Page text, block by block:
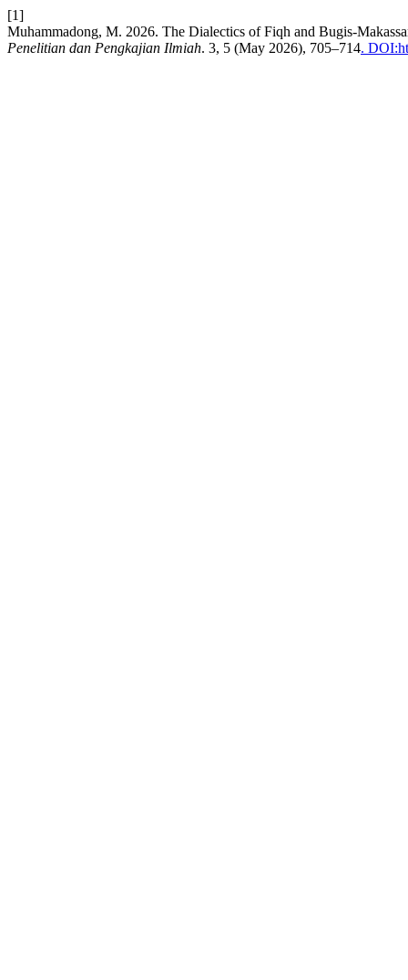
[1]
Muhammadong, M. 2026. The Dialectics of Fiqh and Bugis-
Penelitian dan Pengkajian Ilmiah. 3, 5 (May 2026), 705–714.